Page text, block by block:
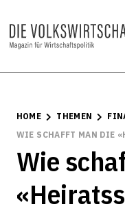
HOME THEMEN
WIE SCHAFFT MAN DIE
Wie